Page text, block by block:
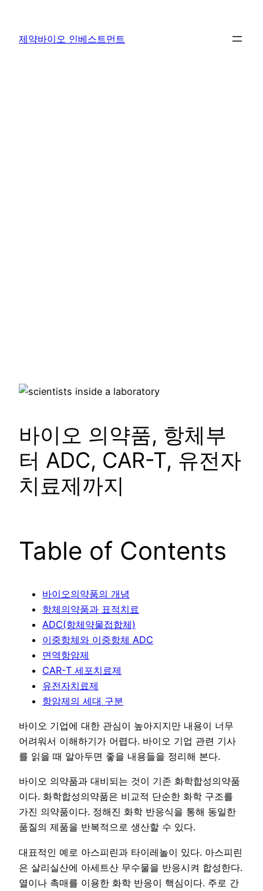
제약바이오 인베스트먼트
바이오 의약품, 항체부
터 ADC, CAR-T, 유전자
치료제까지
Table of Contents
바이오의약품의 개념
항체의약품과 표적치료
ADC(항체약물접합체)
이중항체와 이중항체 ADC
면역항암제
CAR-T 세포치료제
유전자치료제
항암제의 세대 구분
바이오 기업에 대한 관심이 높아지지만 내용이 너무
어려워서 이해하기가 어렵다. 바이오 기업 관련 기사
를 읽을 때 알아두면 좋을 내용들을 정리해 본다.
바이오 의약품과 대비되는 것이 기존 화학합성의약품
이다. 화학합성의약품은 비교적 단순한 화학 구조를
가진 의약품이다. 정해진 화학 반응식을 통해 동일한
품질의 제품을 반복적으로 생산할 수 있다.
대표적인 예로 아스피린과 타이레놀이 있다. 아스피린
은 살리실산에 아세트산 무수물을 반응시켜 합성한다.
열이나 촉매를 이용한 화학 반응이 핵심이다. 주로 간